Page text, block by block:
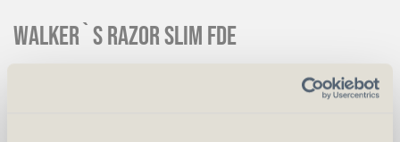
WALKER`S Razor Slim FDE